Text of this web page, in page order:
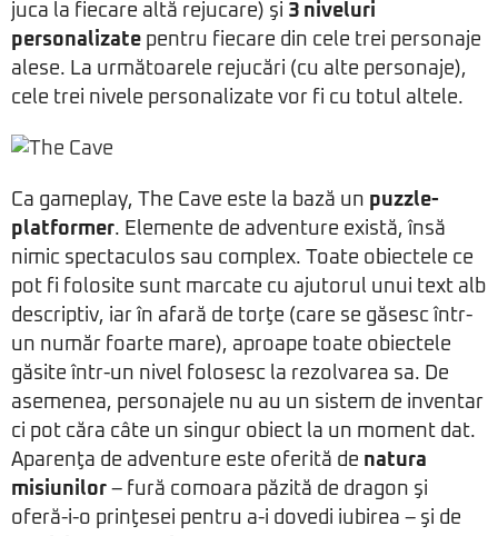
juca la fiecare altă rejucare) şi 3 niveluri
personalizate pentru fiecare din cele trei personaje
alese. La următoarele rejucări (cu alte personaje),
cele trei nivele personalizate vor fi cu totul altele.
Ca gameplay, The Cave este la bază un puzzle-
platformer. Elemente de adventure există, însă
nimic spectaculos sau complex. Toate obiectele ce
pot fi folosite sunt marcate cu ajutorul unui text alb
descriptiv, iar în afară de torţe (care se găsesc într-
un număr foarte mare), aproape toate obiectele
găsite într-un nivel folosesc la rezolvarea sa. De
asemenea, personajele nu au un sistem de inventar
ci pot căra câte un singur obiect la un moment dat.
Aparenţa de adventure este oferită de natura
misiunilor – fură comoara păzită de dragon şi
oferă-i-o prinţesei pentru a-i dovedi iubirea – şi de